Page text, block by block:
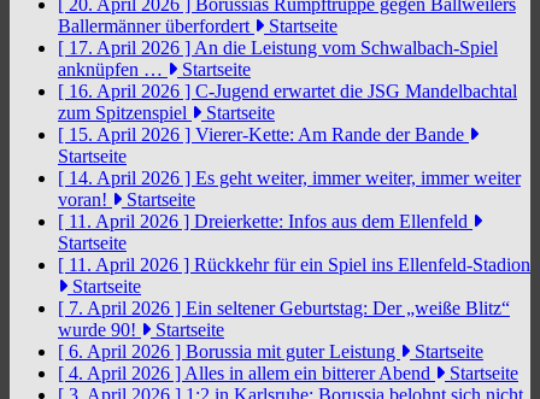
[ 20. April 2026 ] Borussias Rumpftruppe gegen Ballweilers
Ballermänner überfordert
Startseite
[ 17. April 2026 ] An die Leistung vom Schwalbach-Spiel
anknüpfen …
Startseite
[ 16. April 2026 ] C-Jugend erwartet die JSG Mandelbachtal
zum Spitzenspiel
Startseite
[ 15. April 2026 ] Vierer-Kette: Am Rande der Bande
Startseite
[ 14. April 2026 ] Es geht weiter, immer weiter, immer weiter
voran!
Startseite
[ 11. April 2026 ] Dreierkette: Infos aus dem Ellenfeld
Startseite
[ 11. April 2026 ] Rückkehr für ein Spiel ins Ellenfeld-Stadion
Startseite
[ 7. April 2026 ] Ein seltener Geburtstag: Der „weiße Blitz“
wurde 90!
Startseite
[ 6. April 2026 ] Borussia mit guter Leistung
Startseite
[ 4. April 2026 ] Alles in allem ein bitterer Abend
Startseite
[ 3. April 2026 ] 1:2 in Karlsruhe: Borussia belohnt sich nicht